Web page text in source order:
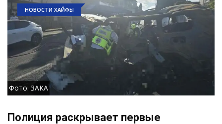
НОВОСТИ ХАЙФЫ
Фото: ЗАКА
Полиция раскрывает первые